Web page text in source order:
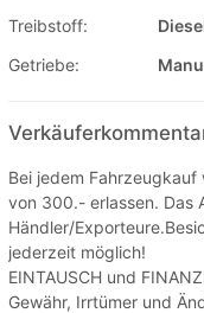
Treibstoff:
Getriebe:
Bei jedem
von 300.- erlassen. Das
Händler/
jederzeit möglich!
EINTAUSCH und
Gewähr, Irrtümer und